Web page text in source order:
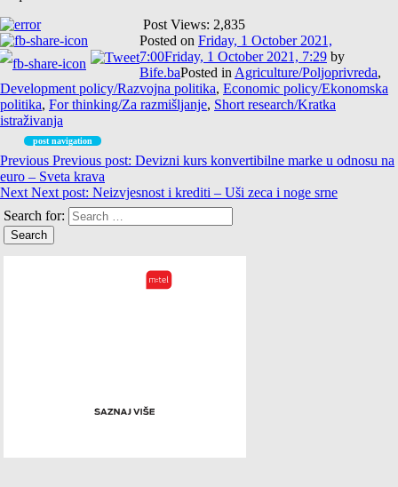
Post Views: 2,835
Posted on Friday, 1 October 2021,
7:00Friday, 1 October 2021, 7:29 by
Bife.baPosted in Agriculture/Poljoprivreda,
Development policy/Razvojna politika, Economic policy/Ekonomska
politika, For thinking/Za razmišljanje, Short research/Kratka
istraživanja
post navigation
Previous Previous post: Devizni kurs konvertibilne marke u odnosu na
euro – Sveta krava
Next Next post: Neizvjesnost i krediti – Uši zeca i noge srne
Search for: